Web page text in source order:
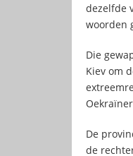
dezelfde
woorden
Die
Kiev om
De
de